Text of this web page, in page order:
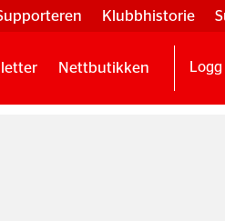
Klubbhistorie
Nettbutikken Logg